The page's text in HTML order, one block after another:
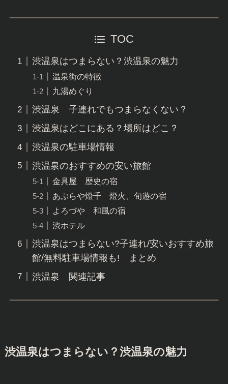
TOC
渋温泉はつまらない？渋温泉の魅力
温泉街の特徴
九湯めぐり
渋温泉 子連れでもつまらなくない？
渋温泉はどこにある？場所はどこ？
渋温泉の駐車場情報
渋温泉のおすすめの安い旅館
金具屋 歴史の宿
あぶらや燈千 燈火、旬遊の宿
よろづや 和風の宿
渋ホテル
渋温泉はつまらない?子連れ/安いおすすめ旅
館/無料駐車場情報も! まとめ
渋温泉 関連記事
渋温泉はつまらない？渋温泉の魅力